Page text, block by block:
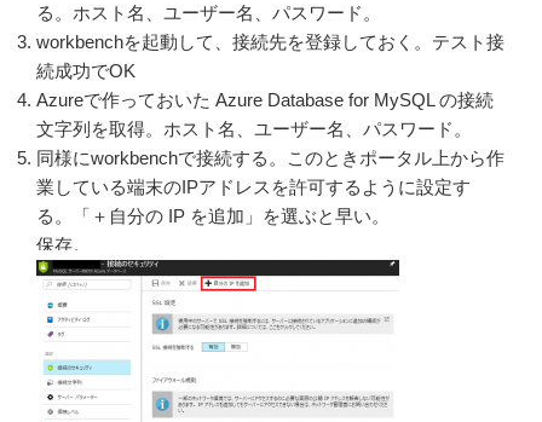
る。ホスト名、ユーザー名、パスワード。
workbenchを起動して、接続先を登録しておく。テスト接
続成功でOK
Azureで作っておいた Azure Database for MySQL の接続
文字列を取得。ホスト名、ユーザー名、パスワード。
同様にworkbenchで接続する。このときポータル上から作
業している端末のIPアドレスを許可するように設定す
る。「＋自分の IP を追加」を選ぶと早い。
保存。